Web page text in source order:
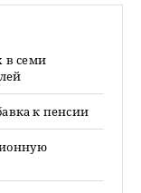
в семи
к пенсии